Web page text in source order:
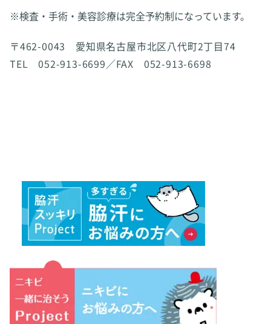
※検査・手術・美容診療は完全予約制になっています。
〒462-0043 愛知県名古屋市北区八代町2丁目74
TEL 052-913-6699／FAX 052-913-6698